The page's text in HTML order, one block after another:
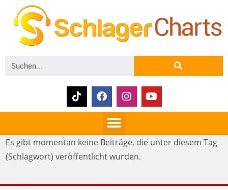
Es gibt momentan keine Beiträge, die unter diesem Tag
(Schlagwort) veröffentlicht wurden.